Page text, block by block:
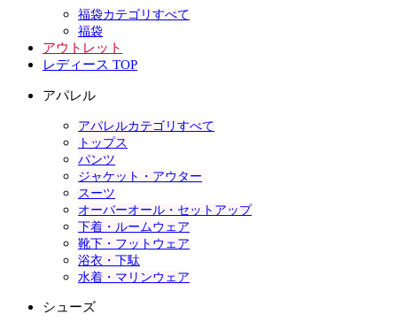
福袋カテゴリすべて
福袋
アウトレット
レディース TOP
アパレル
アパレルカテゴリすべて
トップス
パンツ
ジャケット・アウター
スーツ
オーバーオール・セットアップ
下着・ルームウェア
靴下・フットウェア
浴衣・下駄
水着・マリンウェア
シューズ